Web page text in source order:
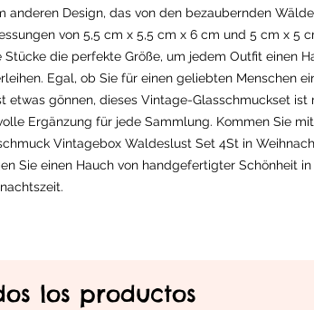
anderen Design, das von den bezaubernden
von 5,5 cm x 5,5 cm x 6 cm und 5 cm x 5
Stücke die perfekte Größe, um jedem Outfit einen
Egal, ob Sie für einen geliebten Menschen
etwas gönnen, dieses Vintage-Glasschmuckset ist
Ergänzung für jede Sammlung. Kommen Sie
Vintagebox Waldeslust Set 4St in
Sie einen Hauch von handgefertigter Schönheit in
los productos